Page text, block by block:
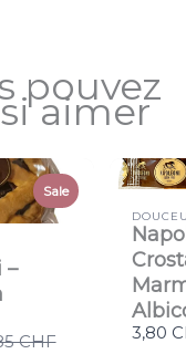
pouvez
aimer
Sale
–
CHF 3,80